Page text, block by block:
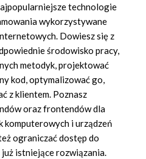
technologie
wykorzystywane
Dowiesz się z
środowisko pracy,
metodyk, projektować
kod, optymalizować go,
z klientem. Poznasz
oraz frontendów dla
komputerowych i urządzeń
ograniczać dostęp do
istniejące rozwiązania.